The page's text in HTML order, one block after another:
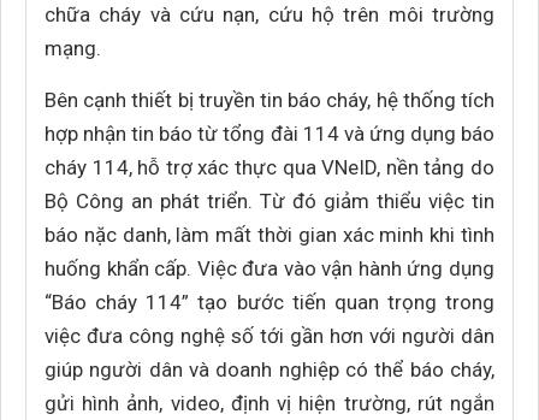
chữa cháy và cứu nạn, cứu hộ trên môi trường
mạng.
Bên cạnh thiết bị truyền tin báo cháy, hệ thống tích
hợp nhận tin báo từ tổng đài 114 và ứng dụng báo
cháy 114, hỗ trợ xác thực qua VNeID, nền tảng do
Bộ Công an phát triển. Từ đó giảm thiểu việc tin
báo nặc danh, làm mất thời gian xác minh khi tình
huống khẩn cấp. Việc đưa vào vận hành ứng dụng
“Báo cháy 114” tạo bước tiến quan trọng trong
việc đưa công nghệ số tới gần hơn với người dân
giúp người dân và doanh nghiệp có thể báo cháy,
gửi hình ảnh, video, định vị hiện trường, rút ngắn